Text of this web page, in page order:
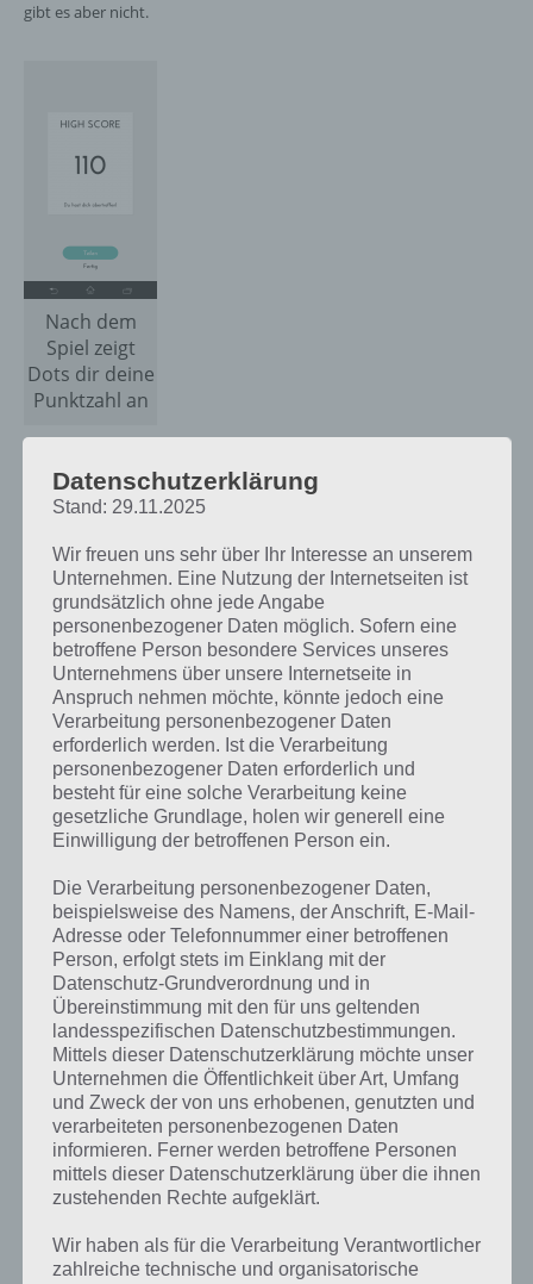
gibt es aber nicht.
Nach dem
Spiel zeigt
Dots dir deine
Punktzahl an
Rekorde in der Spiele App Dots
Nun gilt es in 60 Sekunden so viele Punkte wie möglich abzuräumen.
Der Weltrekord liegt bei über 1000, wir persönlich kamen bisher
knapp über 100. Gerne könnt ihr eure Rekorde von Dots unten
nennen.
abräumen. Hier heißt es also pro Zug so viele Punkte wie möglich
verbinden. Hier liegt der Weltrekord bei über 500.
Datenschutzerklärung
Stand: 29.11.2025
Wir freuen uns sehr über Ihr Interesse an unserem
Unternehmen. Eine Nutzung der Internetseiten ist
grundsätzlich ohne jede Angabe
personenbezogener Daten möglich. Sofern eine
betroffene Person besondere Services unseres
Unternehmens über unsere Internetseite in
Anspruch nehmen möchte, könnte jedoch eine
Verarbeitung personenbezogener Daten
erforderlich werden. Ist die Verarbeitung
personenbezogener Daten erforderlich und
besteht für eine solche Verarbeitung keine
gesetzliche Grundlage, holen wir generell eine
Einwilligung der betroffenen Person ein.
Die Verarbeitung personenbezogener Daten,
beispielsweise des Namens, der Anschrift, E-Mail-
Adresse oder Telefonnummer einer betroffenen
Person, erfolgt stets im Einklang mit der
Datenschutz-Grundverordnung und in
Übereinstimmung mit den für uns geltenden
landesspezifischen Datenschutzbestimmungen.
Mittels dieser Datenschutzerklärung möchte unser
Unternehmen die Öffentlichkeit über Art, Umfang
und Zweck der von uns erhobenen, genutzten und
verarbeiteten personenbezogenen Daten
informieren. Ferner werden betroffene Personen
mittels dieser Datenschutzerklärung über die ihnen
zustehenden Rechte aufgeklärt.
Wir haben als für die Verarbeitung Verantwortlicher
zahlreiche technische und organisatorische